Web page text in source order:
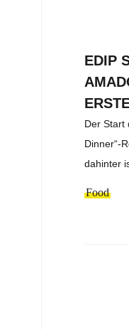
EDIP
Der Start
Dinner“-
dahinter
Food